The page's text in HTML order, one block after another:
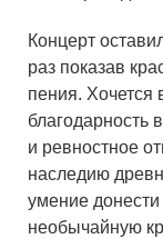
Концерт
раз показав
пения. Хочется
благодарность
и ревностное
наследию
умение
необычайную